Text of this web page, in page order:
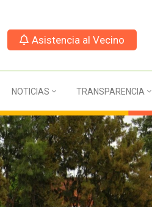
Asistencia al Vecino
NOTICIAS TRANSPARENCIA